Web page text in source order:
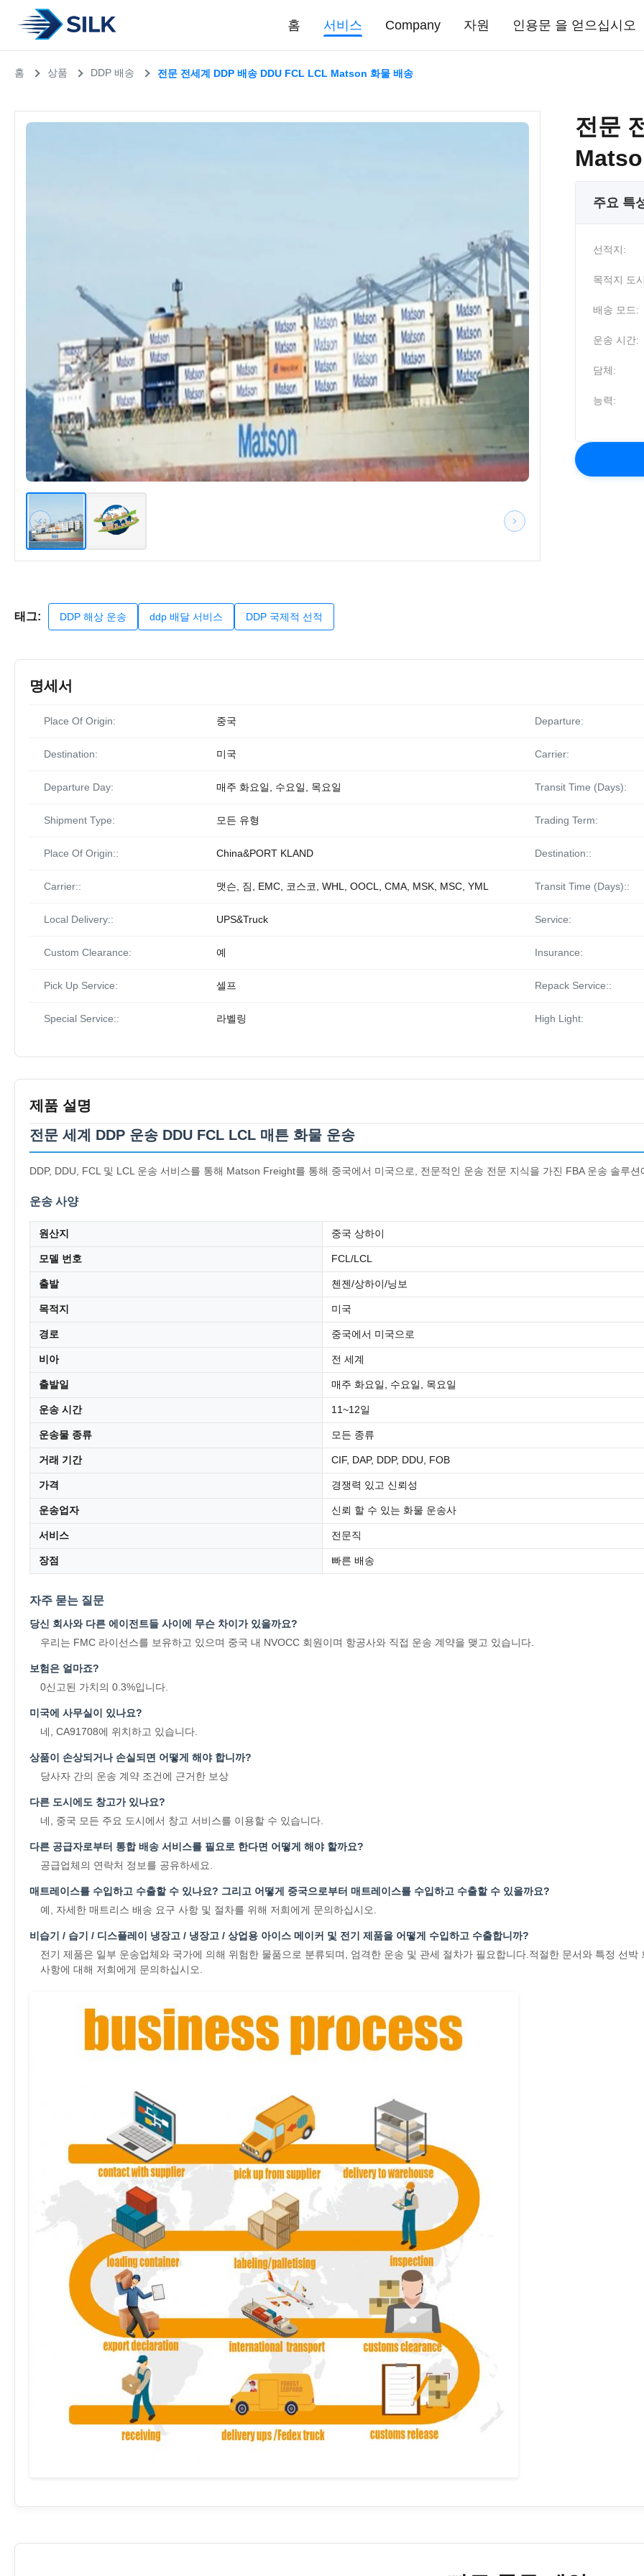
홈 서비스 Company 자원 인용문 을 얻으십시오
홈 상품 DDP 배송 전문 전세계 DDP 배송 DDU FCL LCL Matson 화물 배송
전문
주요 특
선적지:
목적지 도
배송 모드:
운송 시간:
담체:
능력:
태그: DDP 해상 운송 ddp 배달 서비스 DDP 국제적 선적
명세서
Place Of Origin: 중국 Departure:
Destination: 미국 Carrier:
Departure Day: 매주 화요일, 수요일, 목요일 Transit Time (Days):
Shipment Type: 모든 유형 Trading Term:
Place Of Origin:: China&PORT KLAND Destination::
Carrier:: 맷슨, 짐, EMC, 코스코, WHL, OOCL, CMA, MSK, MSC, YML Transit Time (Days)::
Local Delivery:: UPS&Truck Service:
Custom Clearance: 예 Insurance:
Pick Up Service: 셀프 Repack Service::
Special Service:: 라벨링 High Light:
제품 설명
전문 세계 DDP 운송 DDU FCL LCL 매튼 화물 운송
DDP, DDU, FCL 및 LCL 운송 서비스를 통해 Matson Freight를 통해 중국에서 미국으로, 전문적인 운송 전문 지식을 가진 FBA 운송 솔루션
운송 사양
원산지 중국 상하이
모델 번호 FCL/LCL
출발 첸젠/상하이/닝보
목적지 미국
경로 중국에서 미국으로
비아 전 세계
출발일 매주 화요일, 수요일, 목요일
운송 시간 11~12일
운송물 종류 모든 종류
거래 기간 CIF, DAP, DDP, DDU, FOB
가격 경쟁력 있고 신뢰성
운송업자 신뢰 할 수 있는 화물 운송사
서비스 전문직
장점 빠른 배송
자주 묻는 질문
당신 회사와 다른 에이전트들 사이에 무슨 차이가 있을까요?
우리는 FMC 라이선스를 보유하고 있으며 중국 내 NVOCC 회원이며 항공사와 직접 운송 계약을 맺고 있습니다.
보험은 얼마죠?
0신고된 가치의 0.3%입니다.
미국에 사무실이 있나요?
네, CA91708에 위치하고 있습니다.
상품이 손상되거나 손실되면 어떻게 해야 합니까?
당사자 간의 운송 계약 조건에 근거한 보상
다른 도시에도 창고가 있나요?
네, 중국 모든 주요 도시에서 창고 서비스를 이용할 수 있습니다.
다른 공급자로부터 통합 배송 서비스를 필요로 한다면 어떻게 해야 할까요?
공급업체의 연락처 정보를 공유하세요.
매트레이스를 수입하고 수출할 수 있나요? 그리고 어떻게 중국으로부터 매트레이스를 수입하고 수출할 수 있을까요?
예, 자세한 매트리스 배송 요구 사항 및 절차를 위해 저희에게 문의하십시오.
비습기 / 습기 / 디스플레이 냉장고 / 냉장고 / 상업용 아이스 메이커 및 전기 제품을 어떻게 수입하고 수출합니까?
전기 제품은 일부 운송업체와 국가에 의해 위험한 물품으로 분류되며, 엄격한 운송 및 관세 절차가 필요합니다.적절한 문서와 특정 선
사항에 대해 저희에게 문의하십시오.